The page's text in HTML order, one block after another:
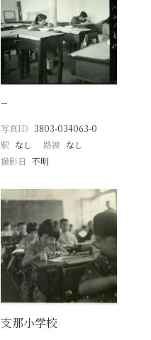
−
写真ID 3803-034063-0
駅 なし 路線 なし
撮影日 不明
支那小学校